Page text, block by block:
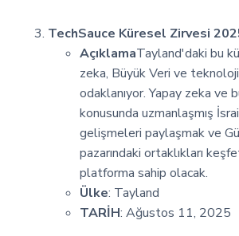
TechSauce Küresel Zirvesi
AçıklamaTayland'daki bu
zeka, Büyük Veri ve
odaklanıyor. Yapay zeka ve
konusunda uzmanlaşmış
gelişmeleri paylaşmak ve
pazarındaki ortaklıkları
platforma sahip olacak.
Ülke: Tayland
TARİH: Ağustos 11, 2025